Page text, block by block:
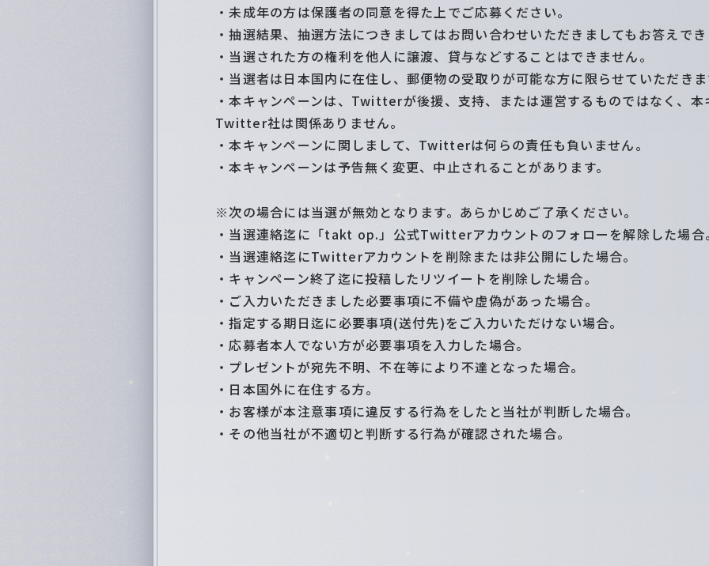
・未成年の方は保護者の同意を得た上でご応募ください。
・抽選結果、抽選方法につきましてはお問い合わせいただきましてもお答えで
・当選された方の権利を他人に譲渡、貸与などすることはできません。
・当選者は日本国内に在住し、郵便物の受取りが可能な方に限らせていただき
・本キャンペーンは、Twitterが後援、支持、または運営するものではなく、本
Twitter社は関係ありません。
・本キャンペーンに関しまして、Twitterは何らの責任も負いません。
・本キャンペーンは予告無く変更、中止されることがあります。
※次の場合には当選が無効となります。あらかじめご了承ください。
・当選連絡迄に「takt op.」公式Twitterアカウントのフォローを解除した場合
・当選連絡迄にTwitterアカウントを削除または非公開にした場合。
・キャンペーン終了迄に投稿したリツイートを削除した場合。
・ご入力いただきました必要事項に不備や虚偽があった場合。
・指定する期日迄に必要事項(送付先)をご入力いただけない場合。
・応募者本人でない方が必要事項を入力した場合。
・プレゼントが宛先不明、不在等により不達となった場合。
・日本国外に在住する方。
・お客様が本注意事項に違反する行為をしたと当社が判断した場合。
・その他当社が不適切と判断する行為が確認された場合。